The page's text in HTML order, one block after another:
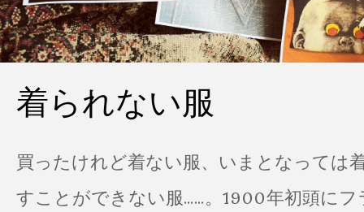
着られない服
買ったけれど着ない服、いまとなっては
すことができない服……。1900年初頭に